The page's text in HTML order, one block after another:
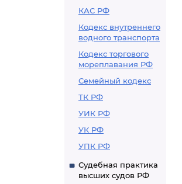
КАС РФ
Кодекс внутреннего
водного транспорта
Кодекс торгового
мореплавания РФ
Семейный кодекс
ТК РФ
УИК РФ
УК РФ
УПК РФ
Судебная практика
высших судов РФ